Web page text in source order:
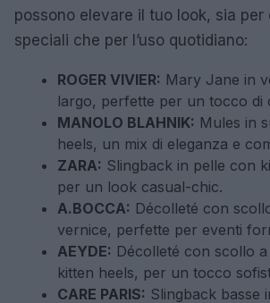
possono elevare il tuo look, sia per
speciali che per l’uso quotidiano:
ROGER VIVIER: Mary Jane in
largo, perfette per un tocco di
MANOLO BLAHNIK: Mules in
heels, un mix di eleganza e
ZARA: Slingback in pelle con
per un look casual-chic.
A.BOCCA: Décolleté con
vernice, perfette per eventi
AEYDE: Décolleté con scollo
kitten heels, per un tocco
CARE PARIS: Slingback basse